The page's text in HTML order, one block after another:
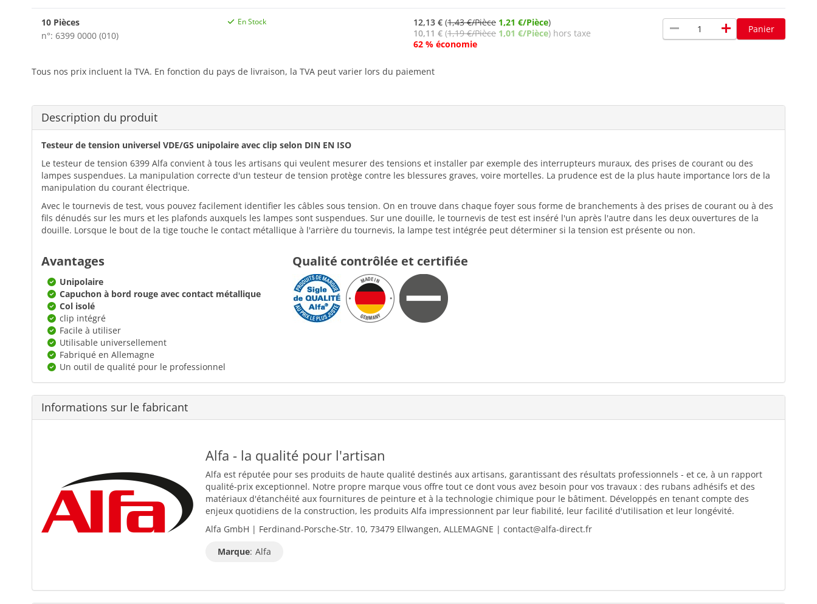
10 Pièces
n°: 6399 0000 (010)
En Stock 12,13 € (1,43 €/Pièce 1,21 €/Pièce)
10,11 € (1,19 €/Pièce 1,01 €/Pièce) hors taxe
62 % économie
remove add Panier
Tous nos prix incluent la TVA. En fonction du pays de livraison, la TVA peut varier lors du paiement
Description du produit
Testeur de tension universel VDE/GS unipolaire avec clip selon DIN EN ISO
Le testeur de tension 6399 Alfa convient à tous les artisans qui veulent mesurer des tensions et installer par exemple des interrupteurs muraux, des prises de courant ou des
lampes suspendues. La manipulation correcte d'un testeur de tension protège contre les blessures graves, voire mortelles. La prudence est de la plus haute importance lors de la
manipulation du courant électrique.
Avec le tournevis de test, vous pouvez facilement identifier les câbles sous tension. On en trouve dans chaque foyer sous forme de branchements à des prises de courant ou à des
fils dénudés sur les murs et les plafonds auxquels les lampes sont suspendues. Sur une douille, le tournevis de test est inséré l'un après l'autre dans les deux ouvertures de la
douille. Lorsque le bout de la tige touche le contact métallique à l'arrière du tournevis, la lampe test intégrée peut déterminer si la tension est présente ou non.
Avantages
Unipolaire
Capuchon à bord rouge avec contact métallique
Col isolé
clip intégré
Facile à utiliser
Utilisable universellement
Fabriqué en Allemagne
Un outil de qualité pour le professionnel
Qualité contrôlée et certifiée
Informations sur le fabricant
Alfa - la qualité pour l'artisan
Alfa est réputée pour ses produits de haute qualité destinés aux artisans, garantissant des résultats professionnels - et ce, à un rapport
qualité-prix exceptionnel. Notre propre marque vous offre tout ce dont vous avez besoin pour vos travaux : des rubans adhésifs et des
matériaux d'étanchéité aux fournitures de peinture et à la technologie chimique pour le bâtiment. Développés en tenant compte des
enjeux quotidiens de la construction, les produits Alfa impressionnent par leur fiabilité, leur facilité d'utilisation et leur longévité.
Alfa GmbH | Ferdinand-Porsche-Str. 10, 73479 Ellwangen, ALLEMAGNE | contact@alfa-direct.fr
Marque: Alfa